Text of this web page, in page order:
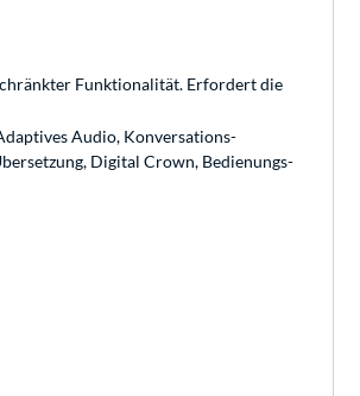
Funktionalität. Erfordert die
Audio, Konver­sations­
Digital Crown, Bedie­nungs­